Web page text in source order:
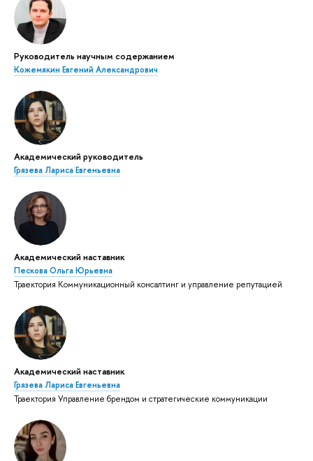
Руководитель научным содержанием
Кожемякин Евгений Александрович
Академический руководитель
Грязева Лариса Евгеньевна
Академический наставник
Пескова Ольга Юрьевна
Траектория Коммуникационный консалтинг и управление репутацией
Академический наставник
Грязева Лариса Евгеньевна
Траектория Управление брендом и стратегические коммуникации